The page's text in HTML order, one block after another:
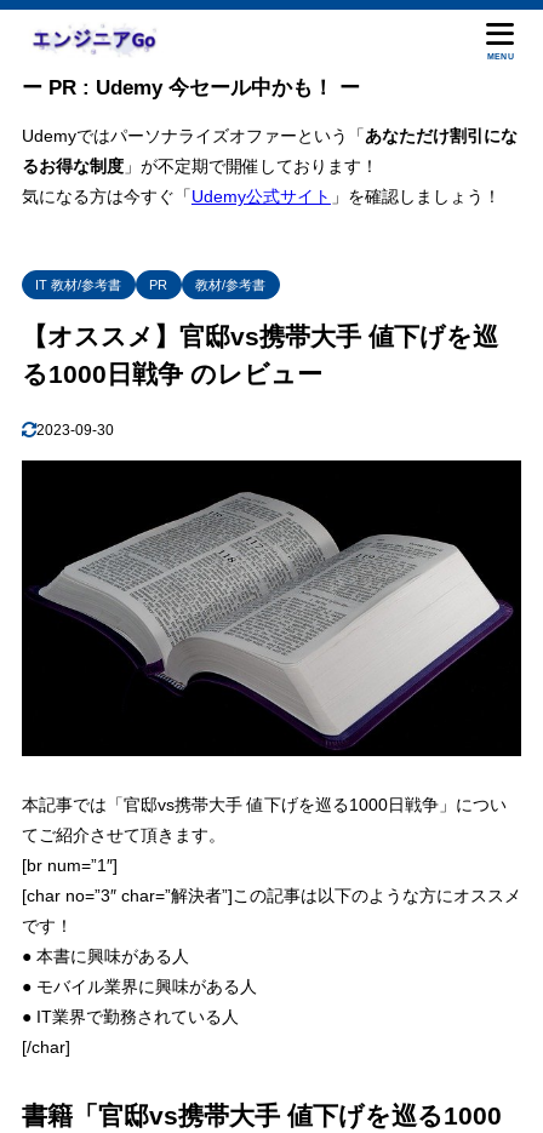
MENU
ー PR : Udemy 今セール中かも！ ー
Udemyではパーソナライズオファーという「あなただけ割引にな
るお得な制度」が不定期で開催しております！
気になる方は今すぐ「Udemy公式サイト 」を確認しましょう！
IT 教材/参考書 PR 教材/参考書
【オススメ】官邸vs携帯大手 値下げを巡
る1000日戦争 のレビュー
2023-09-30
本記事では「官邸vs携帯大手 値下げを巡る1000日戦争」につい
てご紹介させて頂きます。
[br num=”1″]
[char no=”3″ char=”解決者”]この記事は以下のような方にオススメ
です！
● 本書に興味がある人
● モバイル業界に興味がある人
● IT業界で勤務されている人
[/char]
書籍「官邸vs携帯大手 値下げを巡る1000